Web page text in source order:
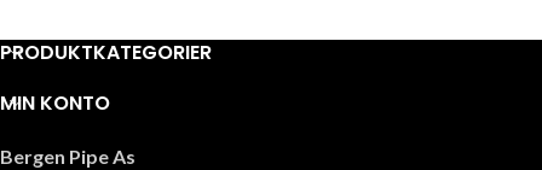
PRODUKTKATEGORIER
MIN KONTO
Bergen Pipe As